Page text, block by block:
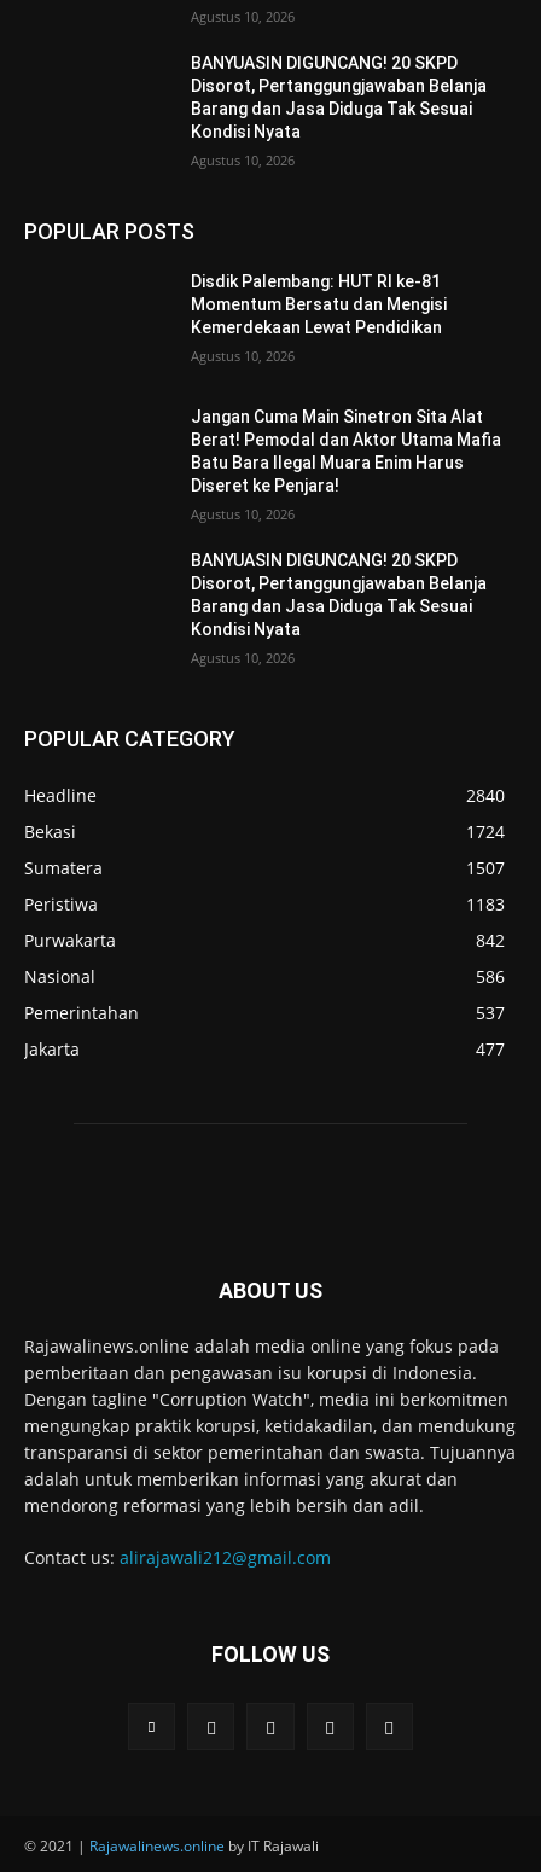
Agustus 10, 2026
BANYUASIN DIGUNCANG! 20 SKPD
Disorot, Pertanggungjawaban Belanja
Barang dan Jasa Diduga Tak Sesuai
Kondisi Nyata
Agustus 10, 2026
POPULAR POSTS
Disdik Palembang: HUT RI ke-81
Momentum Bersatu dan Mengisi
Kemerdekaan Lewat Pendidikan
Agustus 10, 2026
Jangan Cuma Main Sinetron Sita Alat
Berat! Pemodal dan Aktor Utama Mafia
Batu Bara Ilegal Muara Enim Harus
Diseret ke Penjara!
Agustus 10, 2026
BANYUASIN DIGUNCANG! 20 SKPD
Disorot, Pertanggungjawaban Belanja
Barang dan Jasa Diduga Tak Sesuai
Kondisi Nyata
Agustus 10, 2026
POPULAR CATEGORY
Headline
2840
Bekasi
1724
Sumatera
1507
Peristiwa
1183
Purwakarta
842
Nasional
586
Pemerintahan
537
Jakarta
477
ABOUT US
Rajawalinews.online adalah media online yang fokus pada
pemberitaan dan pengawasan isu korupsi di Indonesia.
Dengan tagline "Corruption Watch", media ini berkomitmen
mengungkap praktik korupsi, ketidakadilan, dan mendukung
transparansi di sektor pemerintahan dan swasta. Tujuannya
adalah untuk memberikan informasi yang akurat dan
mendorong reformasi yang lebih bersih dan adil.
Contact us: alirajawali212@gmail.com
FOLLOW US
© 2021 | Rajawalinews.online by IT Rajawali